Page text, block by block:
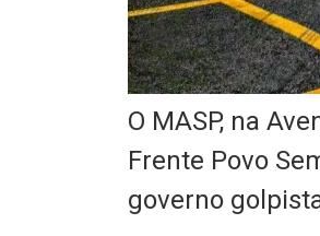
O MASP, na
Frente Povo
governo